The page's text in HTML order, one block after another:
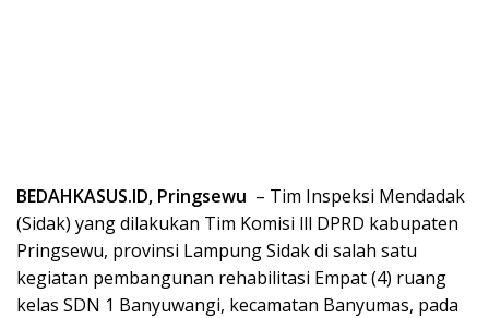
BEDAHKASUS.ID, Pringsewu – Tim Inspeksi Mendadak
(Sidak) yang dilakukan Tim Komisi lll DPRD kabupaten
Pringsewu, provinsi Lampung Sidak di salah satu
kegiatan pembangunan rehabilitasi Empat (4) ruang
kelas SDN 1 Banyuwangi, kecamatan Banyumas, pada